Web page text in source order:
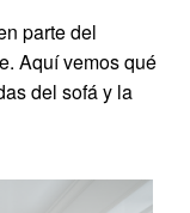
parte del
Aquí vemos qué
del sofá y la